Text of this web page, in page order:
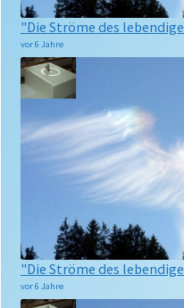
"Die Ströme des
vor 6 Jahre
"Die Ströme des
vor 6 Jahre